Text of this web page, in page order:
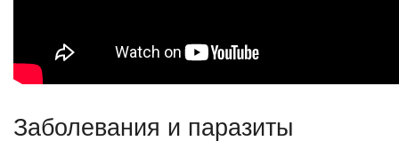
Заболевания и паразиты